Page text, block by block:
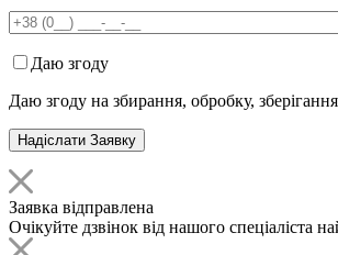
Даю згоду
Даю згоду на збирання, обробку,
Заявка відправлена
Очікуйте дзвінок від нашого спеціаліста